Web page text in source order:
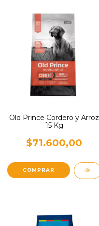
Old Prince Cordero y Arroz
15 Kg
$71.600,00